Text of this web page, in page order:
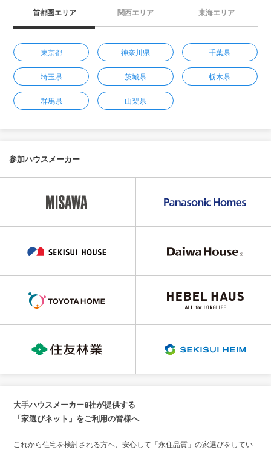
首都圏エリア 関西エリア 東海エリア
東京都 神奈川県 千葉県
埼玉県 茨城県 栃木県
群馬県 山梨県
参加ハウスメーカー
大手ハウスメーカー8社が提供する
「家選びネット」をご利用の皆様へ
これから住宅を検討される方へ、安心して「永住品質」の家選びをしてい